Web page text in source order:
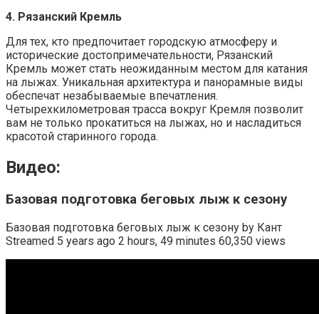
4. Рязанский Кремль
Для тех, кто предпочитает городскую атмосферу и
исторические достопримечательности, Рязанский
Кремль может стать неожиданным местом для катания
на лыжах. Уникальная архитектура и панорамные виды
обеспечат незабываемые впечатления.
Четырехкилометровая трасса вокруг Кремля позволит
вам не только прокатиться на лыжах, но и насладиться
красотой старинного города.
Видео:
Базовая подготовка беговых лыж к сезону
Базовая подготовка беговых лыж к сезону by Кант
Streamed 5 years ago 2 hours, 49 minutes 60,350 views